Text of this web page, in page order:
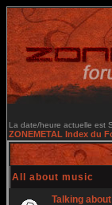
La date/heure actuelle est
ZONEMETAL Index du
All about music
Talking